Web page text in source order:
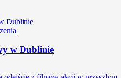
w Dublinie